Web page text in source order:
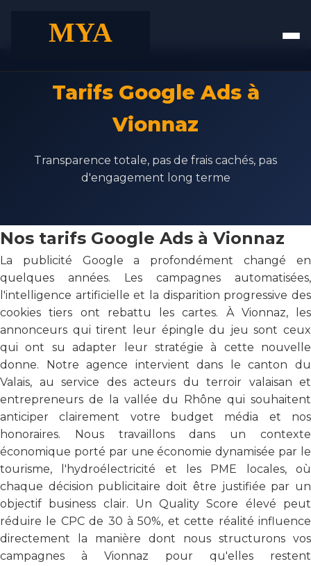
Tarifs Google Ads à
Vionnaz
Transparence totale, pas de frais cachés, pas
d'engagement long terme
Nos tarifs Google Ads à Vionnaz
La publicité Google a profondément changé en
quelques années. Les campagnes automatisées,
l'intelligence artificielle et la disparition progressive des
cookies tiers ont rebattu les cartes. À Vionnaz, les
annonceurs qui tirent leur épingle du jeu sont ceux
qui ont su adapter leur stratégie à cette nouvelle
donne. Notre agence intervient dans le canton du
Valais, au service des acteurs du terroir valaisan et
entrepreneurs de la vallée du Rhône qui souhaitent
anticiper clairement votre budget média et nos
honoraires. Nous travaillons dans un contexte
économique porté par une économie dynamisée par le
tourisme, l'hydroélectricité et les PME locales, où
chaque décision publicitaire doit être justifiée par un
objectif business clair. Un Quality Score élevé peut
réduire le CPC de 30 à 50%, et cette réalité influence
directement la manière dont nous structurons vos
campagnes à Vionnaz pour qu'elles restent